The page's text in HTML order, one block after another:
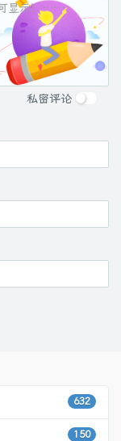
Automatic -
-ErrorAction Stop
底层网
重启失
私密评论
632
150